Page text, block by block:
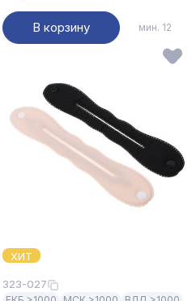
В корзину мин. 12
ХИТ
323-027